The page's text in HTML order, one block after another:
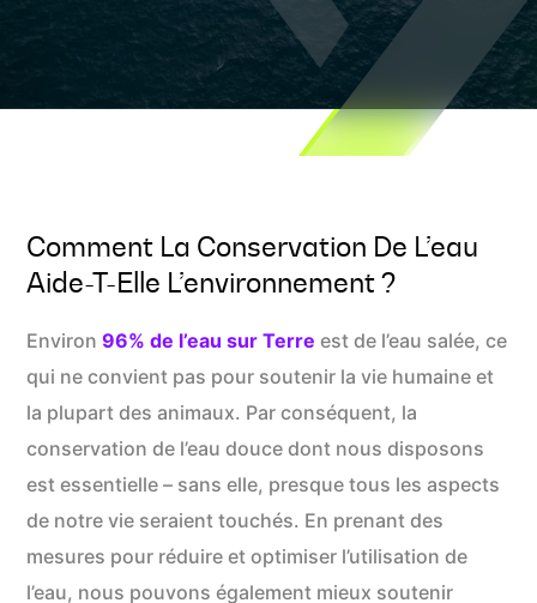
Comment La Conservation De L’eau
Aide-T-Elle L’environnement ?
Environ 96% de l’eau sur Terre est de l’eau salée, ce
qui ne convient pas pour soutenir la vie humaine et
la plupart des animaux. Par conséquent, la
conservation de l’eau douce dont nous disposons
est essentielle – sans elle, presque tous les aspects
de notre vie seraient touchés. En prenant des
mesures pour réduire et optimiser l’utilisation de
l’eau, nous pouvons également mieux soutenir